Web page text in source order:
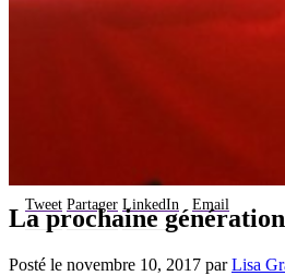
Tweet Partager LinkedIn Email
La prochaine
Posté le novembre 10, 2017 parLisa